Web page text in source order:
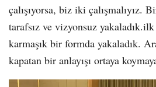
çalışıyorsa, biz iki çalışmalıyız.
tarafsız ve vizyonsuz yakaladık.ilk
karmaşık bir formda yakaladık.
kapatan bir anlayışı ortaya